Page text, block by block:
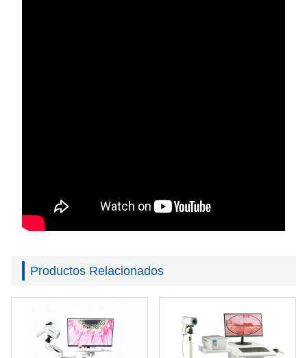
Productos Relacionados